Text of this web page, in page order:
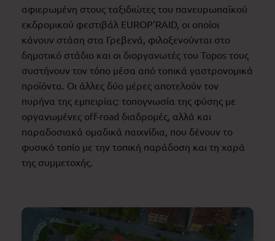
αφιερωμένη στους ταξιδιώτες του πανευρωπαϊκού
εκδρομικού φεστιβάλ EUROP’RAID, οι οποίοι
κάνουν στάση στα Γρεβενά, φιλοξενούνται στο
δημοτικό στάδιο και οι διοργανωτές του Topos τους
συστήνουν τον τόπο μέσα από τοπικά γαστρονομικά
προϊόντα. Οι άλλες δύο μέρες αποτελούν τον
πυρήνα της εμπειρίας: τοπογνωσία της φύσης με
οργανωμένες off-road διαδρομές, αλλά και
παραδοσιακά ομαδικά παιχνίδια, που δένουν το
φυσικό τοπίο με την τοπική παράδοση και τη χαρά
της συμμετοχής.